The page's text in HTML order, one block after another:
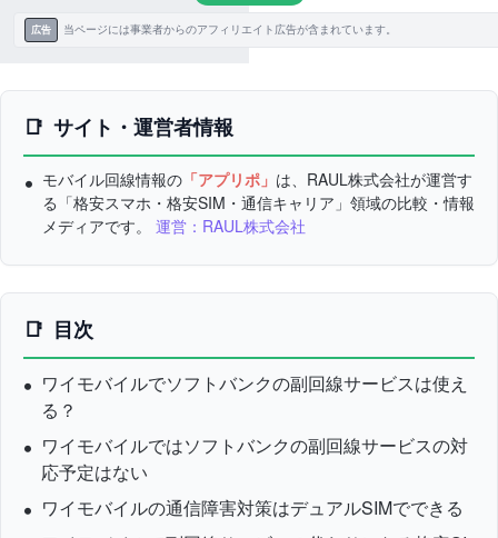
広告 当ページには事業者からのアフィリエイト広告が含まれています。
サイト・運営者情報
モバイル回線情報の 「アプリポ」 は、RAUL株式会社が運営す
る「格安スマホ・格安SIM・通信キャリア」領域の比較・情報
メディアです。 運営：RAUL株式会社
目次
ワイモバイルでソフトバンクの副回線サービスは使え
る？
ワイモバイルではソフトバンクの副回線サービスの対
応予定はない
ワイモバイルの通信障害対策はデュアルSIMでできる